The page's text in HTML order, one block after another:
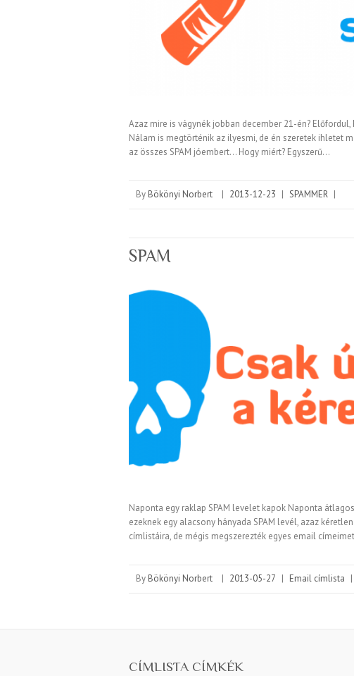
Azaz mire is vágynék jobban december 21-én?
Nálam is megtörténik az ilyesmi, de én szeretek ihletet
az összes SPAM jóembert… Hogy miért? Egyszerű…
By Bökönyi Norbert | 2013-12-23 | SPAMMER |
SPAM
Naponta egy raklap SPAM levelet kapok Naponta
ezeknek egy alacsony hányada SPAM levél, azaz
címlistáira, de mégis megszerezték egyes email
By Bökönyi Norbert | 2013-05-27 | Email címlista |
CÍMLISTA CÍMKÉK